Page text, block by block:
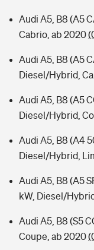
Audi A5, B8 (A5
Cabrio, ab 2020
Audi A5, B8 (A5
Diesel/Hybrid,
Audi A5, B8 (A5
Diesel/Hybrid,
Audi A5, B8 (A4
Diesel/Hybrid,
Audi A5, B8 (A5
kW, Diesel/
Audi A5, B8 (S5
Coupe, ab 2020